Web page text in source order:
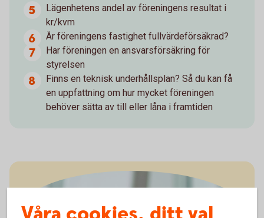
Lägenhetens andel av föreningens resultat i
kr/kvm
Är föreningens fastighet fullvärdeförsäkrad?
Har föreningen en ansvarsförsäkring för
styrelsen
Finns en teknisk underhållsplan? Så du kan få
en uppfattning om hur mycket föreningen
behöver sätta av till eller låna i framtiden